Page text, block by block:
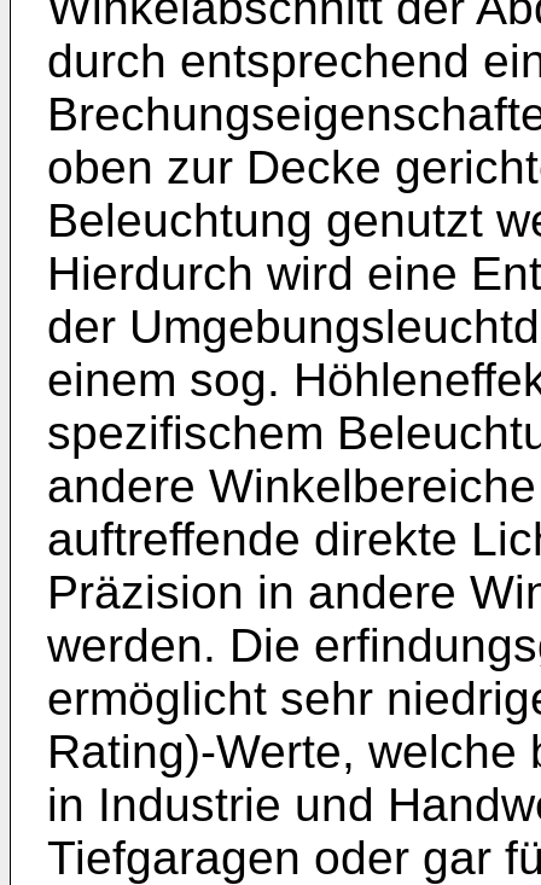
durch entsprechend
oben zur Decke
Beleuchtung genutzt
Hierdurch wird eine
der
einem sog.
spezifischem
andere
auftreffende direkte
Präzision in andere
werden. Die
ermöglicht sehr
Rating)-Werte, welche
in Industrie und
Tiefgaragen oder gar